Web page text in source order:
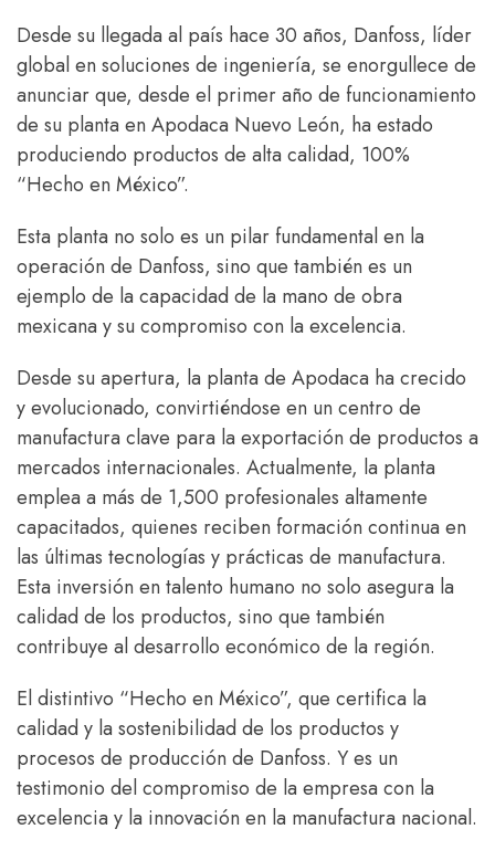
Desde su llegada al país hace 30 años, Danfoss, líder
global en soluciones de ingeniería, se enorgullece de
anunciar que, desde el primer año de funcionamiento
de su planta en Apodaca Nuevo León, ha estado
produciendo productos de alta calidad, 100%
“Hecho en México”.
Esta planta no solo es un pilar fundamental en la
operación de Danfoss, sino que también es un
ejemplo de la capacidad de la mano de obra
mexicana y su compromiso con la excelencia.
Desde su apertura, la planta de Apodaca ha crecido
y evolucionado, convirtiéndose en un centro de
manufactura clave para la exportación de productos a
mercados internacionales. Actualmente, la planta
emplea a más de 1,500 profesionales altamente
capacitados, quienes reciben formación continua en
las últimas tecnologías y prácticas de manufactura.
Esta inversión en talento humano no solo asegura la
calidad de los productos, sino que también
contribuye al desarrollo económico de la región.
El distintivo “Hecho en México”, que certifica la
calidad y la sostenibilidad de los productos y
procesos de producción de Danfoss. Y es un
testimonio del compromiso de la empresa con la
excelencia y la innovación en la manufactura nacional.